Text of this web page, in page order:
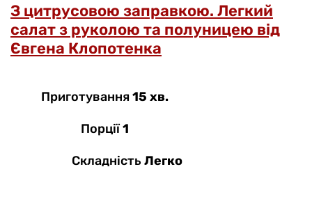
З цитрусовою заправкою. Легкий
салат з руколою та полуницею від
Євгена Клопотенка
Приготування15 хв.
Порції1
Складність Легко